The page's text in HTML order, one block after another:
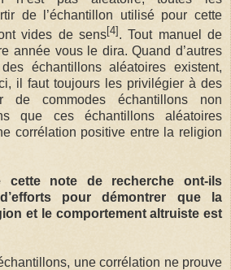
de l’échantillon utilisé pour cette
vides de sens[4]. Tout manuel de
année vous le dira. Quand d’autres
échantillons aléatoires existent,
il faut toujours les privilégier à des
de commodes échantillons non
que ces échantillons aléatoires
corrélation positive entre la religion
cette note de recherche ont-ils
pour démontrer que la
et le comportement altruiste est
une corrélation ne prouve